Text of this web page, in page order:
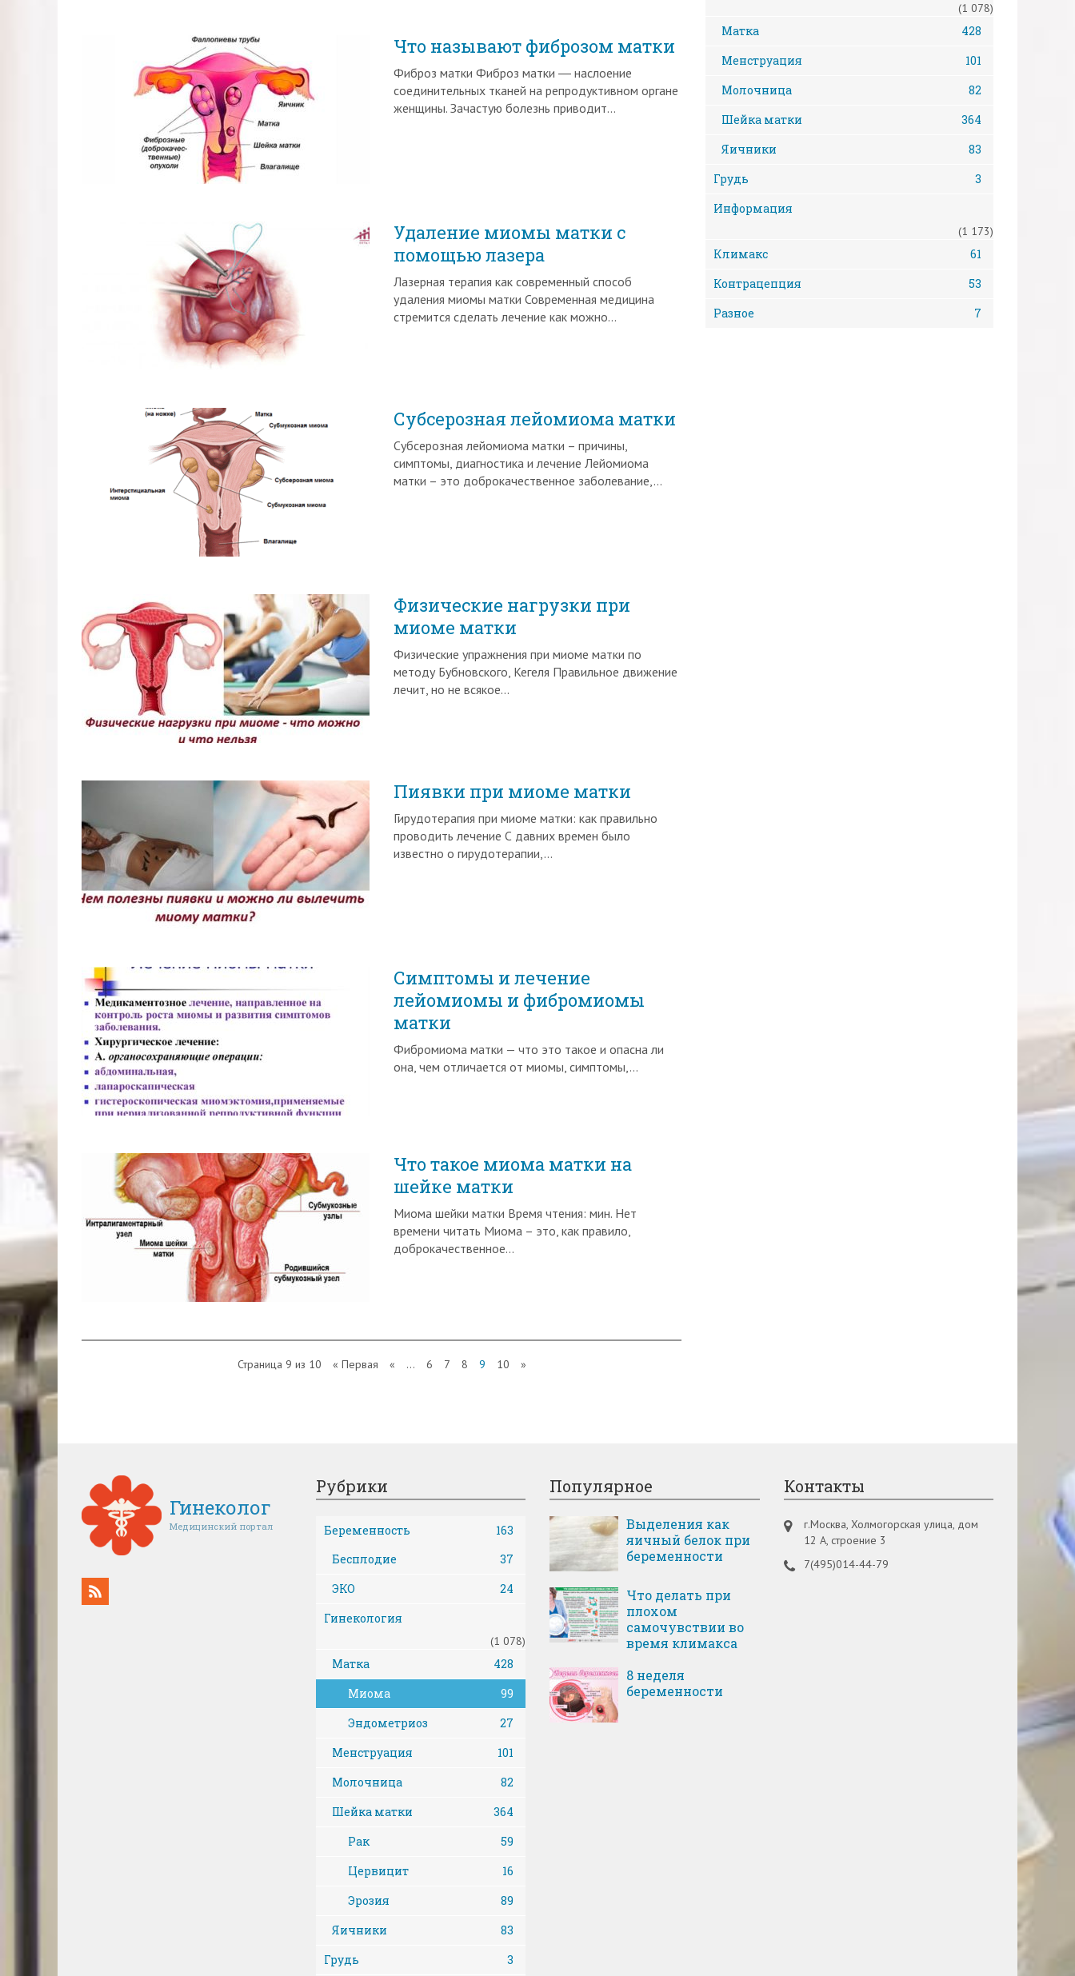
Что называют фиброзом матки
Фиброз матки Фиброз матки ― наслоение
соединительных тканей на репродуктивном органе
женщины. Зачастую болезнь приводит…
Удаление миомы матки с
помощью лазера
Лазерная терапия как современный способ
удаления миомы матки Современная медицина
стремится сделать лечение как можно…
Субсерозная лейомиома матки
Субсерозная лейомиома матки – причины,
симптомы, диагностика и лечение Лейомиома
матки – это доброкачественное заболевание,…
Физические нагрузки при
миоме матки
Физические упражнения при миоме матки по
методу Бубновского, Кегеля Правильное движение
лечит, но не всякое…
Пиявки при миоме матки
Гирудотерапия при миоме матки: как правильно
проводить лечение С давних времен было
известно о гирудотерапии,…
Симптомы и лечение
лейомиомы и фибромиомы
матки
Фибромиома матки — что это такое и опасна ли
она, чем отличается от миомы, симптомы,…
Что такое миома матки на
шейке матки
Миома шейки матки Время чтения: мин. Нет
времени читать Миома – это, как правило,
доброкачественное…
Страница 9 из 10 « Первая « ... 6 7 8 9 10 »
(1 078)
Матка
428
Менструация
101
Молочница
82
Шейка матки
364
Яичники
83
Грудь
3
Информация
(1 173)
Климакс
61
Контрацепция
53
Разное
7
Гинеколог
Медицинский портал
Рубрики
Беременность
163
Бесплодие
37
ЭКО
24
Гинекология
(1 078)
Матка
428
Миома
99
Эндометриоз
27
Менструация
101
Молочница
82
Шейка матки
364
Рак
59
Цервицит
16
Эрозия
89
Яичники
83
Грудь
3
Популярное
Выделения как
яичный белок при
беременности
Что делать при
плохом
самочувствии во
время климакса
8 неделя
беременности
Контакты
г.Москва, Холмогорская улица, дом
12 А, строение 3
7(495)014-44-79